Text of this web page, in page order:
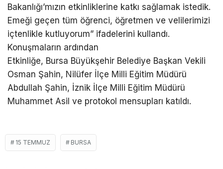
Bakanlığı’mızın etkinliklerine katkı sağlamak istedik.
Emeği geçen tüm öğrenci, öğretmen ve velilerimizi
içtenlikle kutluyorum” ifadelerini kullandı.
Konuşmaların ardından
Etkinliğe, Bursa Büyükşehir Belediye Başkan Vekili
Osman Şahin, Nilüfer İlçe Milli Eğitim Müdürü
Abdullah Şahin, İznik İlçe Milli Eğitim Müdürü
Muhammet Asil ve protokol mensupları katıldı.
15 TEMMUZ BURSA